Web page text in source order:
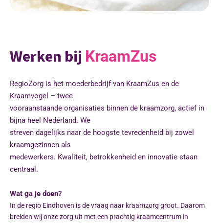
Werken bij KraamZus
RegioZorg is het moederbedrijf van KraamZus en de
Kraamvogel – twee
vooraanstaande organisaties binnen de kraamzorg, actief in
bijna heel Nederland. We
streven dagelijks naar de hoogste tevredenheid bij zowel
kraamgezinnen als
medewerkers. Kwaliteit, betrokkenheid en innovatie staan
centraal.
Wat ga je doen?
In de regio Eindhoven is de vraag naar kraamzorg groot. Daarom
breiden wij onze zorg uit met een prachtig kraamcentrum in